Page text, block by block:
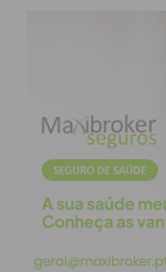
Paulinho, Rui
(Rafa, 89’), Edu,
Cardoso
(Deklan, 89’).
Padroense FC:
Tiago Vila,